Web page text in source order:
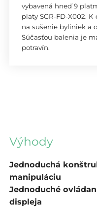
vybavená hneď 9
platy SGR-FD-X002.
na sušenie byliniek a
Súčasťou balenia je
potravín.
Výhody
Jednoduchá
manipuláciu
Jednoduché
displeja